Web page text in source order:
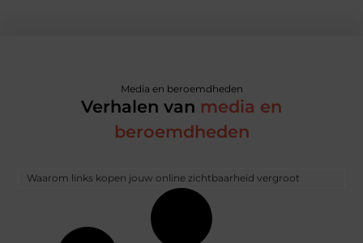
Media en beroemdheden
Verhalen van media en
beroemdheden
Waarom links kopen jouw online zichtbaarheid vergroot